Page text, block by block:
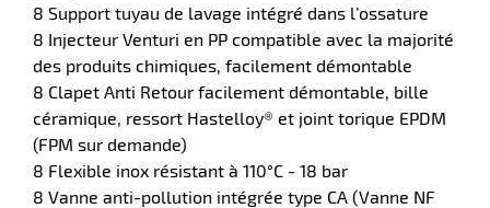
8 Support tuyau de lavage intégré dans l’ossature
8 Injecteur Venturi en PP compatible avec la majorité
des produits chimiques, facilement démontable
8 Clapet Anti Retour facilement démontable, bille
céramique, ressort Hastelloy® et joint torique EPDM
(FPM sur demande)
8 Flexible inox résistant à 110°C - 18 bar
8 Vanne anti-pollution intégrée type CA (Vanne NF